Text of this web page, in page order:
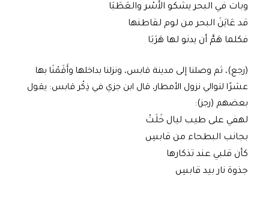
وبات في البحر يشكو الأَسْر والعَطَبَا
قد عَايَنَ البحر من لوم لقاطنها
فكلما هَمَّ أن يدنو لها هَرَبَا
(رجع)، ثم وصلنا إلى مدينة قابس، ونزلنا بداخلها وأَقَمْنَا بها
عشرًا لتوالي نزول الأمطار، قال ابن جزي في ذِكْر قابس: يقول
بعضهم (رجز):
لهفي على طيب ليال خَلَتْ
بجانب البطحاء من قابسِ
كأن قلبي عند تذكارها
جذوة نار بيد قابسِ